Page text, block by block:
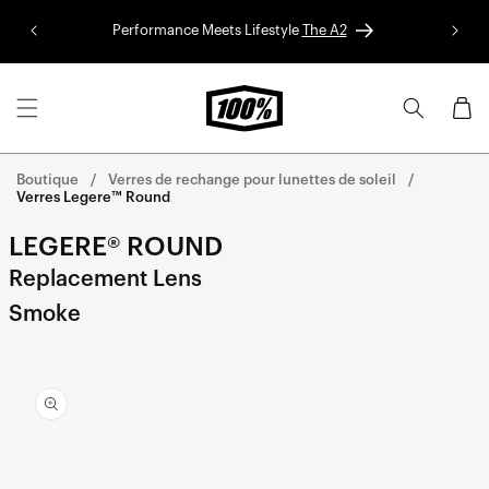
contenu
Performance Meets Lifestyle The A2
Panier
Boutique
Verres de rechange pour lunettes de soleil
Verres Legere™ Round
LEGERE® ROUND
Replacement Lens
Smoke
informations
sur le